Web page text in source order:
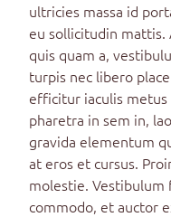
ultricies massa id
eu sollicitudin mattis.
quis quam a,
turpis nec libero
efficitur iaculis
pharetra in sem in,
gravida elementum
at eros et cursus.
molestie.
commodo, et auctor